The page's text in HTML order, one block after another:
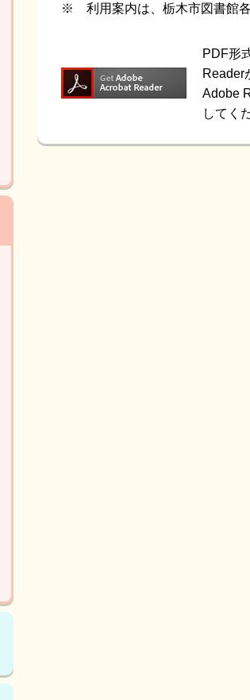
※ 利用案内は、栃木市図書館各
PDF形
Reader
Adobe
してく